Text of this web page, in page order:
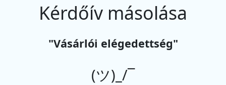
Kérdőív másolása
"Vásárlói elégedettség"
(ツ)_/¯